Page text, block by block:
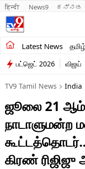
हिन्दी News9 ಕನ್ನಡ
Latest News
சமீபத்திய செய்திகள்
தமிழ்நாடு
இந்தியா
உலகம்
விளையாட்டு
பொழுதுபோக்கு
பட்ஜெட் 2026 விஜய்
TV9 Tamil News India
ஜூலை 21 ஆம்
நாடாளுமன்ற
கிரண் ரிஜிஜு